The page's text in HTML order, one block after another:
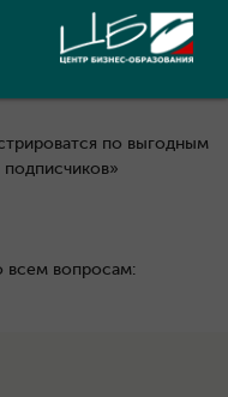
Уже сейчас можно:
по выгодным
всем вопросам: